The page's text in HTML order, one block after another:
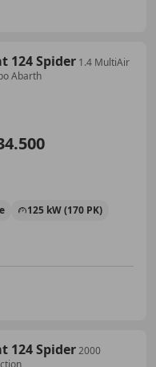
124 Spider 1.4 MultiAir
Abarth
125 kW (170 PK)
124 Spider2000